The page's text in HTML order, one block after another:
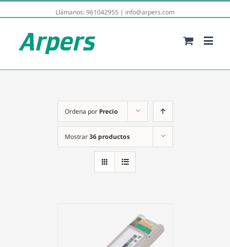
Llámanos:961042955 | info@arpers.com
Ordena por Precio
Mostrar36 productos